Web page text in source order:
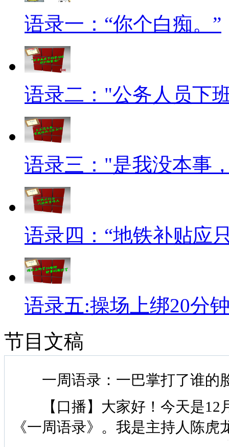
语录一：“你个白痴。”
语录二："公务人员下
语录三："是我没本事
语录四：“地铁补贴应
语录五:操场上绑20分
节目文稿
一周语录：一巴掌打了谁的
【口播】大家好！今天是12
《一周语录》。我是主持人陈